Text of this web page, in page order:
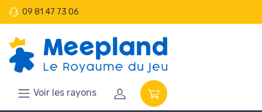
09 81 47 73 06
Voir les rayons